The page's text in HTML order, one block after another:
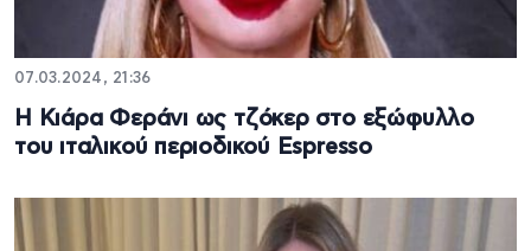
07.03.2024, 21:36
Η Κιάρα Φεράνι ως τζόκερ στο εξώφυλλο
του ιταλικού περιοδικού Espresso